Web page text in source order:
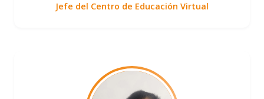
Jefe del Centro de Educación Virtual